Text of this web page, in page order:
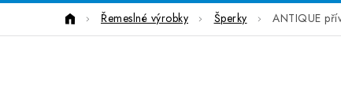
DomůŘemeslné výrobky Šperky ANTIQUE